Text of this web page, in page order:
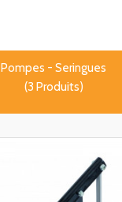
Pompes - Seringues
(3 Produits)